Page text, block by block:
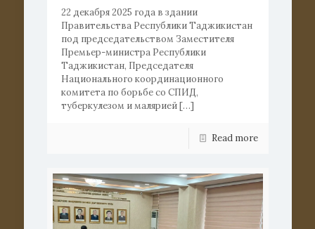
22 декабря 2025 года в здании
Правительства Республики Таджикистан
под председательством Заместителя
Премьер-министра Республики
Таджикистан, Председателя
Национального координационного
комитета по борьбе со СПИД,
туберкулезом и малярией[…]
Read more